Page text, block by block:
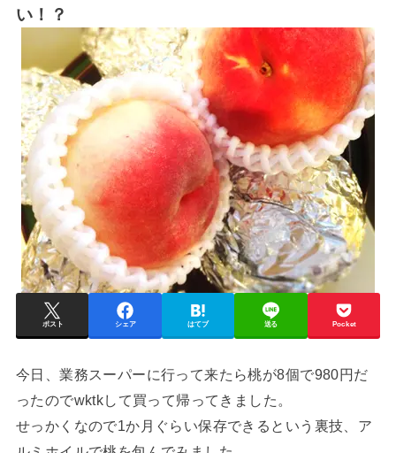
い！？
ポスト シェア はてブ 送る Pocket
今日、業務スーパーに行って来たら桃が8個で980円だ
ったのでwktkして買って帰ってきました。
せっかくなので1か月ぐらい保存できるという裏技、ア